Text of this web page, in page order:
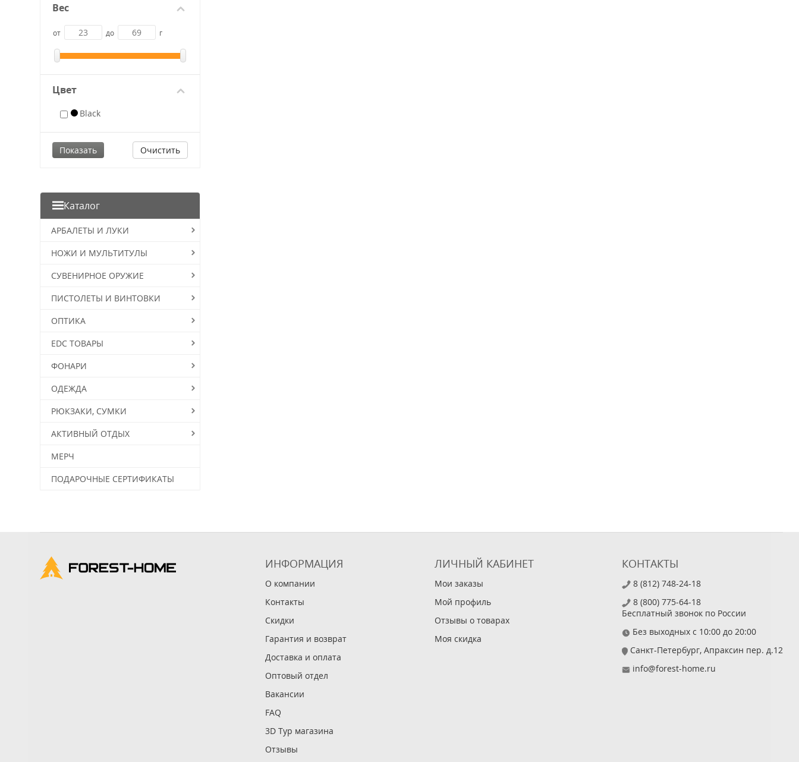
Вес
от до г
Цвет
Black
Очистить
Каталог
АРБАЛЕТЫ И ЛУКИ
НОЖИ И МУЛЬТИТУЛЫ
СУВЕНИРНОЕ ОРУЖИЕ
ПИСТОЛЕТЫ И ВИНТОВКИ
ОПТИКА
EDC ТОВАРЫ
ФОНАРИ
ОДЕЖДА
РЮКЗАКИ, СУМКИ
АКТИВНЫЙ ОТДЫХ
МЕРЧ
ПОДАРОЧНЫЕ СЕРТИФИКАТЫ
ИНФОРМАЦИЯ
О компании
Контакты
Скидки
Гарантия и возврат
Доставка и оплата
Оптовый отдел
Вакансии
FAQ
3D Тур магазина
Отзывы
ЛИЧНЫЙ КАБИНЕТ
Мои заказы
Мой профиль
Отзывы о товарах
Моя скидка
КОНТАКТЫ
8 (812) 748-24-18
8 (800) 775-64-18
Бесплатный звонок по России
Без выходных с 10:00 до 20:00
Санкт-Петербург, Апраксин пер. д.12
info@forest-home.ru